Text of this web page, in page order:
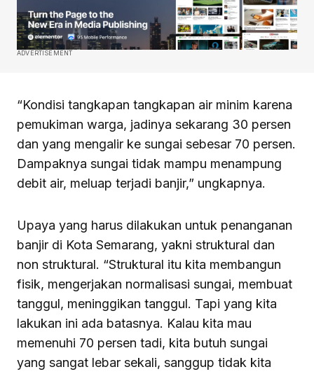
ADVERTISEMENT
“Kondisi tangkapan tangkapan air minim karena
pemukiman warga, jadinya sekarang 30 persen
dan yang mengalir ke sungai sebesar 70 persen.
Dampaknya sungai tidak mampu menampung
debit air, meluap terjadi banjir,” ungkapnya.
Upaya yang harus dilakukan untuk penanganan
banjir di Kota Semarang, yakni struktural dan
non struktural. “Struktural itu kita membangun
fisik, mengerjakan normalisasi sungai, membuat
tanggul, meninggikan tanggul. Tapi yang kita
lakukan ini ada batasnya. Kalau kita mau
memenuhi 70 persen tadi, kita butuh sungai
yang sangat lebar sekali, sanggup tidak kita